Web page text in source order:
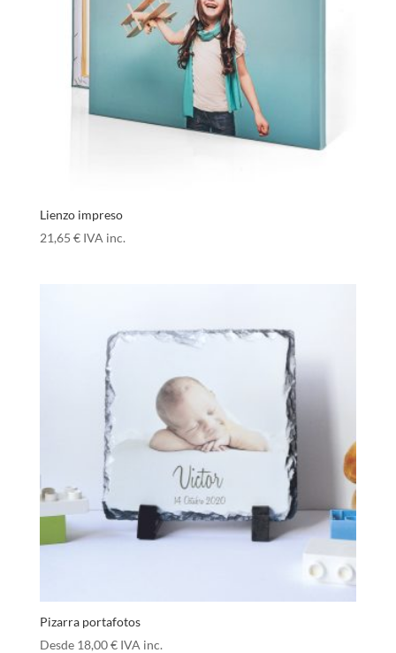
Lienzo impreso
21,65 € IVA inc.
Pizarra portafotos
Desde 18,00€ IVA inc.